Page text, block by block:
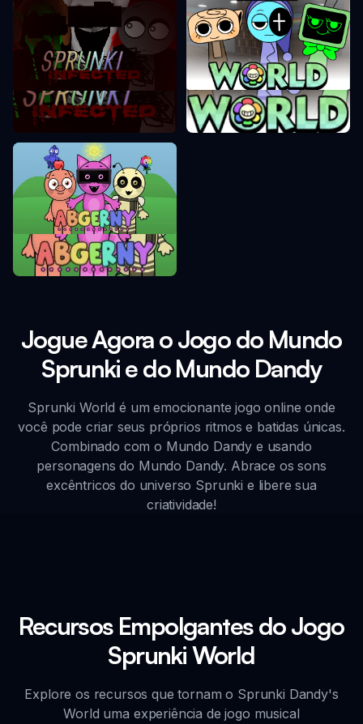
Modo Sprunki Infected Modo Sprunki World
Incredibox Abgerny
Jogue Agora o Jogo do Mundo
Sprunki e do Mundo Dandy
Sprunki World é um emocionante jogo online onde
você pode criar seus próprios ritmos e batidas únicas.
Combinado com o Mundo Dandy e usando
personagens do Mundo Dandy. Abrace os sons
excêntricos do universo Sprunki e libere sua
criatividade!
Recursos Empolgantes do Jogo
Sprunki World
Explore os recursos que tornam o Sprunki Dandy's
World uma experiência de jogo musical